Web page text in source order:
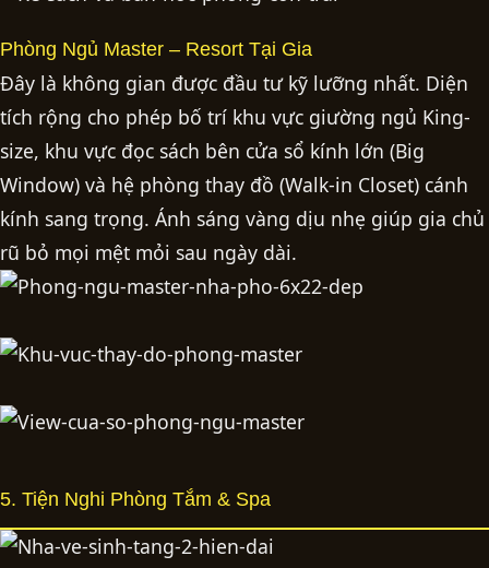
Phòng Ngủ Master – Resort Tại Gia
Đây là không gian được đầu tư kỹ lưỡng nhất. Diện
tích rộng cho phép bố trí khu vực giường ngủ King-
size, khu vực đọc sách bên cửa sổ kính lớn (Big
Window) và hệ phòng thay đồ (Walk-in Closet) cánh
kính sang trọng. Ánh sáng vàng dịu nhẹ giúp gia chủ
rũ bỏ mọi mệt mỏi sau ngày dài.
5. Tiện Nghi Phòng Tắm & Spa